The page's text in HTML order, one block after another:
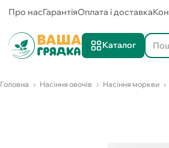
Про насГарантіяОплата і доставка
Каталог
Головна Насіння овочів Насіння моркви